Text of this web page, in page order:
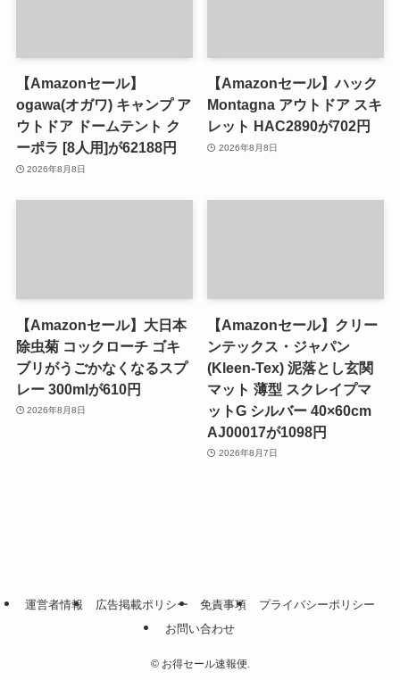
【Amazonセール】
ogawa(オガワ) キャンプ ア
ウトドア ドームテント ク
ーポラ [8人用]が62188円
2026年8月8日
【Amazonセール】ハック
Montagna アウトドア スキ
レット HAC2890が702円
2026年8月8日
【Amazonセール】大日本
除虫菊 コックローチ ゴキ
ブリがうごかなくなるスプ
レー 300mlが610円
2026年8月8日
【Amazonセール】クリー
ンテックス・ジャパン
(Kleen-Tex) 泥落とし玄関
マット 薄型 スクレイプマ
ットG シルバー 40×60cm
AJ00017が1098円
2026年8月7日
運営者情報 広告掲載ポリシー 免責事項
プライバシーポリシー
お問い合わせ
©お得セール速報便.